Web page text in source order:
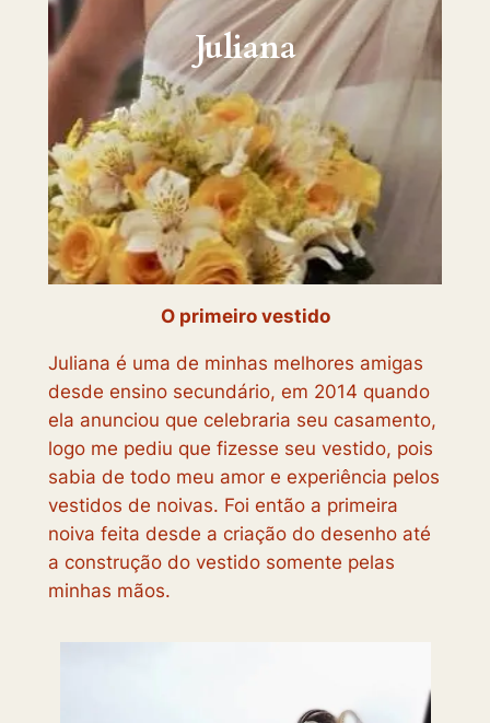
Juliana
O primeiro vestido
Juliana é uma de minhas melhores amigas
desde ensino secundário, em 2014 quando
ela anunciou que celebraria seu casamento,
logo me pediu que fizesse seu vestido, pois
sabia de todo meu amor e experiência pelos
vestidos de noivas. Foi então a primeira
noiva feita desde a criação do desenho até
a construção do vestido somente pelas
minhas mãos.